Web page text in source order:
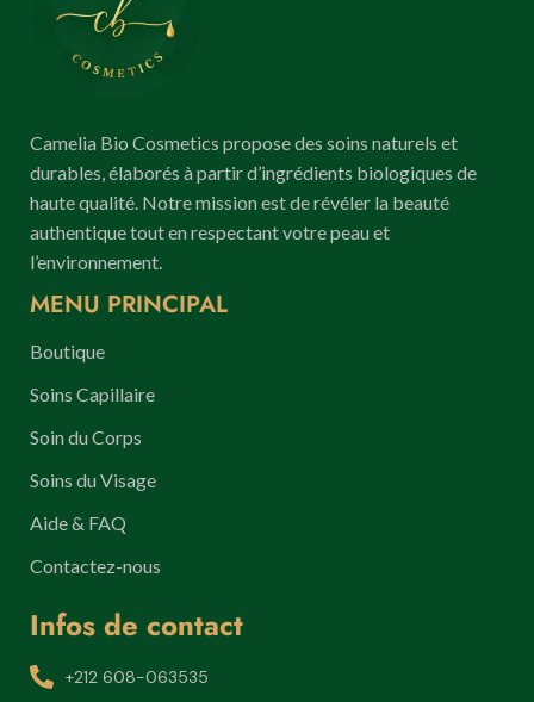
Camelia Bio Cosmetics propose des soins naturels et
durables, élaborés à partir d’ingrédients biologiques de
haute qualité. Notre mission est de révéler la beauté
authentique tout en respectant votre peau et
l’environnement.
MENU PRINCIPAL
Boutique
Soins Capillaire
Soin du Corps
Soins du Visage
Aide & FAQ
Contactez-nous
Infos de contact
+212 608-063535